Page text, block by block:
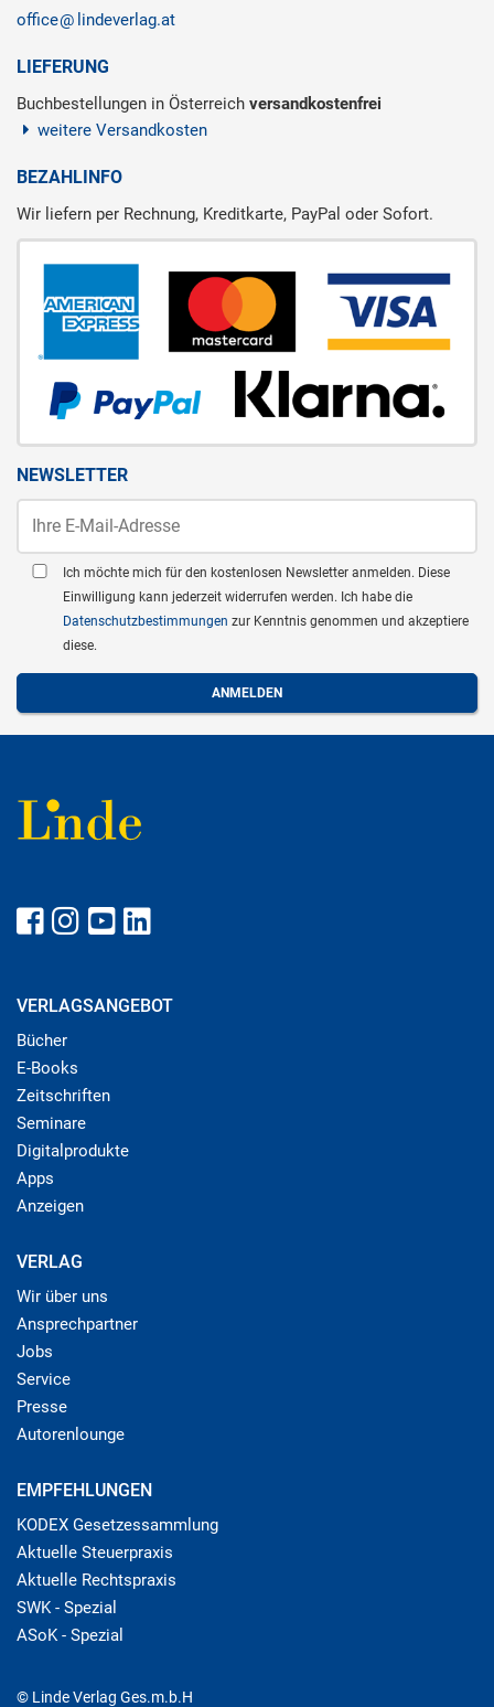
office
lindeverlag.at
LIEFERUNG
Buchbestellungen in Österreich versandkostenfrei
weitere Versandkosten
BEZAHLINFO
Wir liefern per Rechnung, Kreditkarte, PayPal oder Sofort.
NEWSLETTER
Ich möchte mich für den kostenlosen Newsletter anmelden. Diese
Einwilligung kann jederzeit widerrufen werden. Ich habe die
Datenschutzbestimmungen zur Kenntnis genommen und akzeptiere
diese.
VERLAGSANGEBOT
Bücher
E-Books
Zeitschriften
Seminare
Digitalprodukte
Apps
Anzeigen
VERLAG
Wir über uns
Ansprechpartner
Jobs
Service
Presse
Autorenlounge
EMPFEHLUNGEN
KODEX Gesetzessammlung
Aktuelle Steuerpraxis
Aktuelle Rechtspraxis
SWK - Spezial
ASoK - Spezial
© Linde Verlag Ges.m.b.H